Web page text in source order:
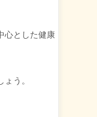
心とした健康
う。